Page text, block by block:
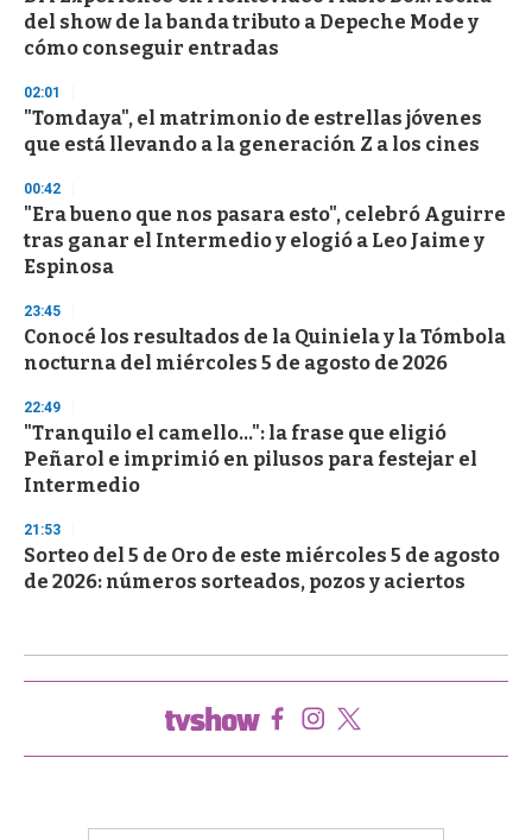
del show de la banda tributo a Depeche Mode y
cómo conseguir entradas
02:01
"Tomdaya", el matrimonio de estrellas jóvenes
que está llevando a la generación Z a los cines
00:42
"Era bueno que nos pasara esto", celebró Aguirre
tras ganar el Intermedio y elogió a Leo Jaime y
Espinosa
23:45
Conocé los resultados de la Quiniela y la Tómbola
nocturna del miércoles 5 de agosto de 2026
22:49
"Tranquilo el camello...": la frase que eligió
Peñarol e imprimió en pilusos para festejar el
Intermedio
21:53
Sorteo del 5 de Oro de este miércoles 5 de agosto
de 2026: números sorteados, pozos y aciertos